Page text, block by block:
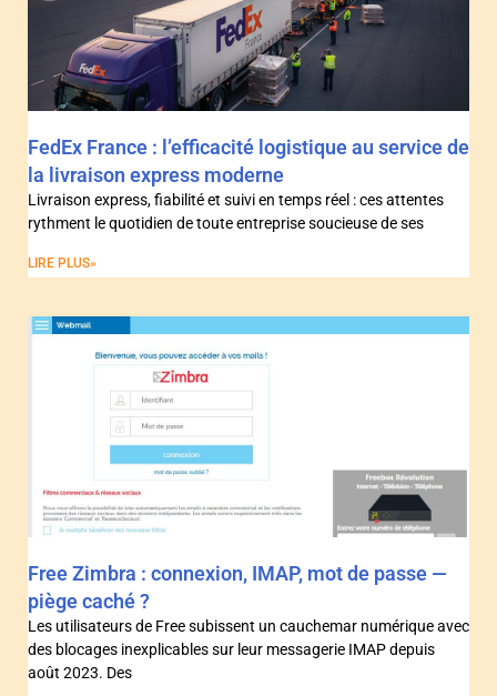
FedEx France : l’efficacité logistique au service de
la livraison express moderne
Livraison express, fiabilité et suivi en temps réel : ces attentes
rythment le quotidien de toute entreprise soucieuse de ses
LIRE PLUS»
Free Zimbra : connexion, IMAP, mot de passe —
piège caché ?
Les utilisateurs de Free subissent un cauchemar numérique avec
des blocages inexplicables sur leur messagerie IMAP depuis
août 2023. Des